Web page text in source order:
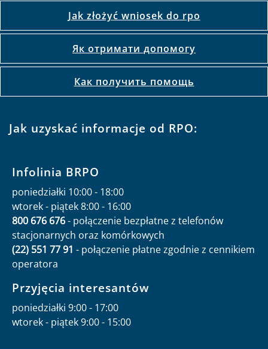
Jak złożyć wniosek do rpo
Як отримати допомогу
Как получить помощь
Jak uzyskać informacje od RPO:
Infolinia BRPO
poniedziałki 10:00 - 18:00
wtorek - piątek 8:00 - 16:00
800 676 676- połączenie bezpłatne z telefonów
stacjonarnych oraz komórkowych
(22) 551 77 91 - połączenie płatne zgodnie z cennikiem
operatora
Przyjęcia interesantów
poniedziałki 9:00 - 17:00
wtorek - piątek 9:00 - 15:00